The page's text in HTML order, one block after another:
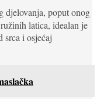
djelovanja, poput onog
latica, idealan je
srca i osjećaj